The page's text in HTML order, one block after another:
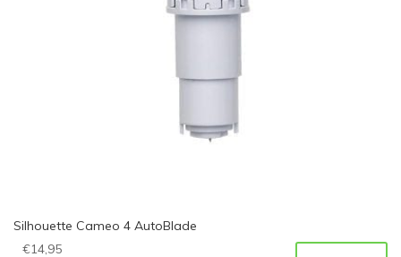
Silhouette Cameo 4 AutoBlade
€14,95